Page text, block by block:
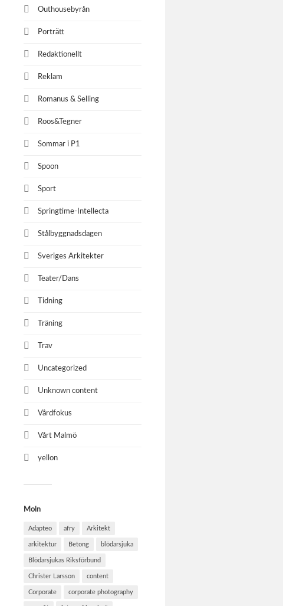
Outhousebyrån
Porträtt
Redaktionellt
Reklam
Romanus & Selling
Roos&Tegner
Sommar i P1
Spoon
Sport
Springtime-Intellecta
Stålbyggnadsdagen
Sveriges Arkitekter
Teater/Dans
Tidning
Träning
Trav
Uncategorized
Unknown content
Vårdfokus
Vårt Malmö
yellon
Moln
Adapteo afry Arkitekt
arkitektur Betong blödarsjuka
Blödarsjukas Riksförbund
Christer Larsson content
Corporate corporate photography